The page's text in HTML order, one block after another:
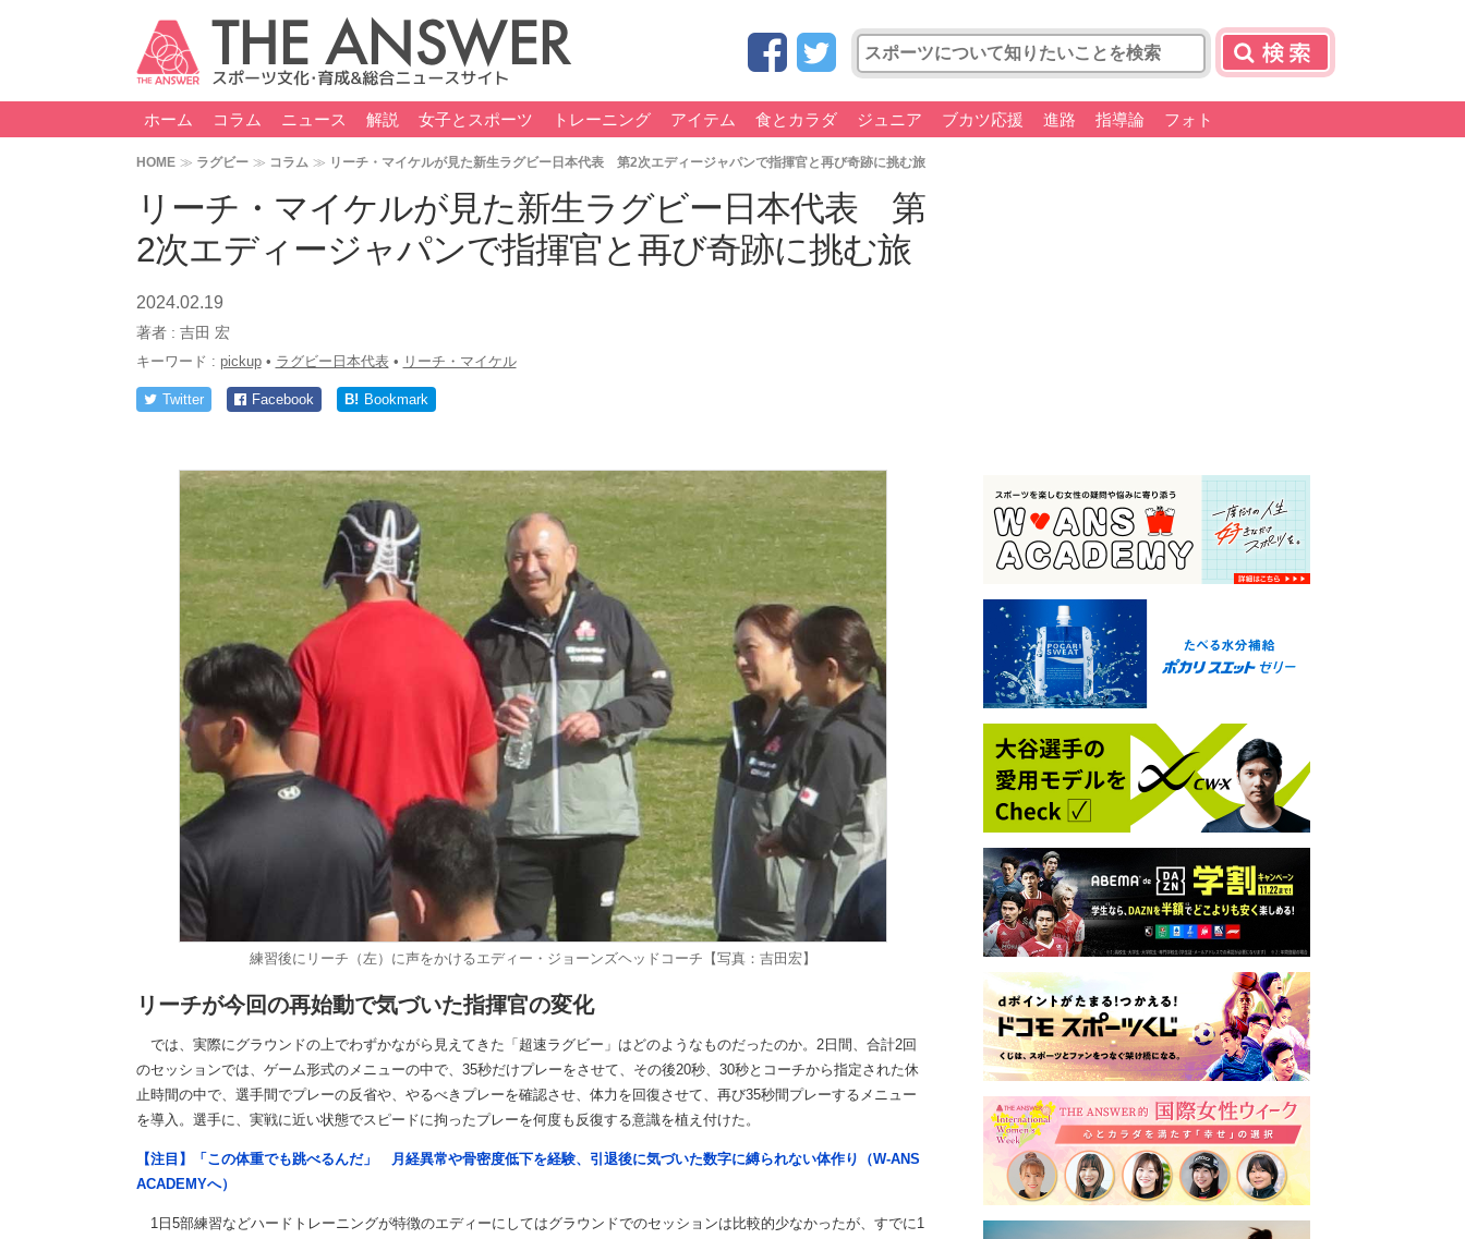
ホーム コラム ニュース 解説 女子とスポーツ トレーニング アイテム 食とカラダ ジュニア ブカツ応援 進路 指導論 フォト
HOME ラグビー コラム リーチ・マイケルが見た新生ラグビー日本代表 第2次エディージャパンで指揮官と再び奇跡に挑む旅
リーチ・マイケルが見た新生ラグビー日本代表 第
2次エディージャパンで指揮官と再び奇跡に挑む旅
2024.02.19
著者 : 吉田 宏
キーワード : pickup• ラグビー日本代表• リーチ・マイケル
Twitter Facebook B! Bookmark
練習後にリーチ（左）に声をかけるエディー・ジョーンズヘッドコーチ【写真：吉田宏】
リーチが今回の再始動で気づいた指揮官の変化
では、実際にグラウンドの上でわずかながら見えてきた「超速ラグビー」はどのようなものだったのか。2日間、合計2回
のセッションでは、ゲーム形式のメニューの中で、35秒だけプレーをさせて、その後20秒、30秒とコーチから指定された休
止時間の中で、選手間でプレーの反省や、やるべきプレーを確認させ、体力を回復させて、再び35秒間プレーするメニュー
を導入。選手に、実戦に近い状態でスピードに拘ったプレーを何度も反復する意識を植え付けた。
【注目】「この体重でも跳べるんだ」 月経異常や骨密度低下を経験、引退後に気づいた数字に縛られない体作り（W-ANS
ACADEMYへ）
1日5部練習などハードトレーニングが特徴のエディーにしてはグラウンドでのセッションは比較的少なかったが、すでに1